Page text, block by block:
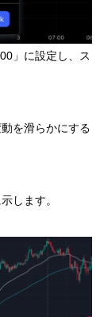
」に設定し、ス
を滑らかにする
します。